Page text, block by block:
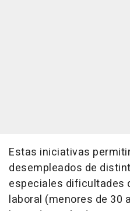
Estas iniciativas
desempleados de
especiales dificultades
laboral (menores de 30